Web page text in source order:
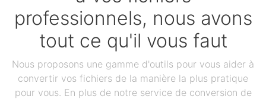
professionnels, nous avons
tout ce qu'il vous faut
Nous proposons une gamme d'outils pour vous aider à
convertir vos fichiers de la manière la plus pratique
pour vous. En plus de notre service de conversion de